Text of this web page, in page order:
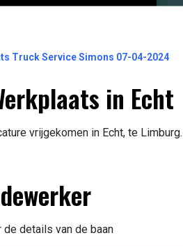
Truck Service Simons 07-04-2024
in Echt
vrijgekomen in Echt, te Limburg.
details van de baan